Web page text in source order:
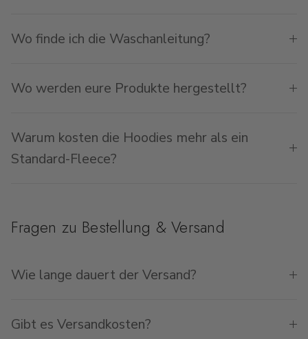
Wo finde ich die Waschanleitung?
Wo werden eure Produkte hergestellt?
Warum kosten die Hoodies mehr als ein
Standard-Fleece?
Fragen zu Bestellung & Versand
Wie lange dauert der Versand?
Gibt es Versandkosten?